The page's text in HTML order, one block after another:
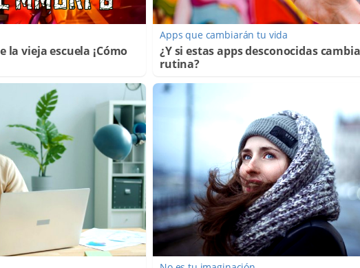
la vieja escuela ¡Cómo
Apps que cambiarán tu vida
¿Y si estas apps desconocidas
rutina?